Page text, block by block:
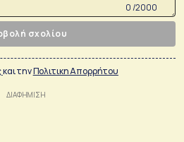
0 /2000
σχολίου
και τηνΠολιτικη Απορρήτου